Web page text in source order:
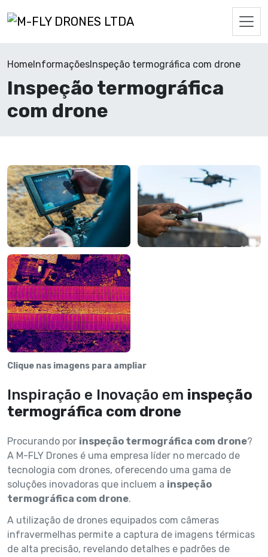
HomeInformaçõesInspeção termográfica com drone
Inspeção termográfica
com drone
Clique nas imagens para ampliar
Inspiração e Inovação em inspeção
termográfica com drone
Procurando por inspeção termográfica com drone?
A M-FLY Drones é uma empresa líder no mercado de
tecnologia com drones, oferecendo uma gama de
soluções inovadoras que incluem a inspeção
termográfica com drone.
A utilização de drones equipados com câmeras
infravermelhas permite a captura de imagens térmicas
de alta precisão, revelando detalhes e padrões de